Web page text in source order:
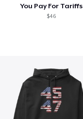
You Pay For Tariffs
$46